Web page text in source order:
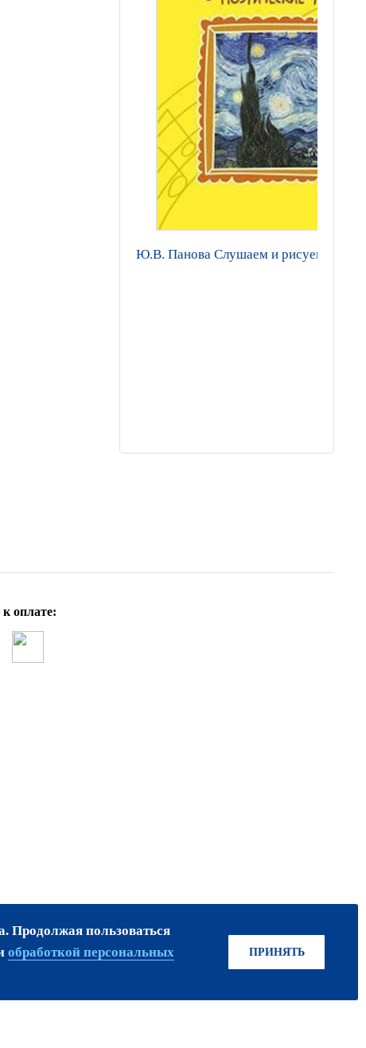
Ю.В. Панова Слушаем и рисуем
оплате:
ПРИСОЕДИНЯЙТЕСЬ!
Продолжая пользоваться
обработкой персональных
ПРИНЯТЬ